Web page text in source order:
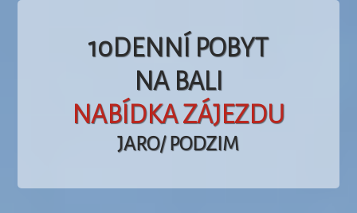
10DENNÍ POBYT
NA BALI
NABÍDKA ZÁJEZDU
JARO/ PODZIM